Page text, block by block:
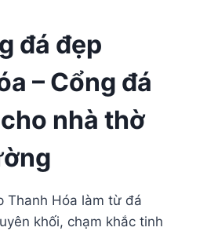
đá đẹp
– Cổng đá
nhà thờ
Thanh Hóa làm từ đá
khối, chạm khắc tinh